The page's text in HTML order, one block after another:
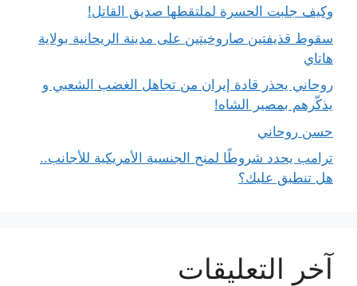
وكيف جلبت الحسرة لملتقطها صديق القاتل!
سقوط قذيفتين صاروخيتين على مدينة الريحانية بولاية
هاتاي
روحاني يحذر قادة إيران من تجاهل الغضب الشعبي و
يذكّرهم بمصير الشاه!
حسن روحاني
ترامب يحدد شروطًا لمنح الجنسية الأمريكية للأجانب..
هل تنطبق عليك؟
آخر التعليقات